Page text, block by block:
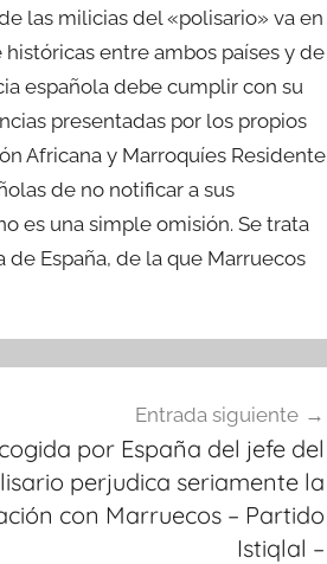
las milicias del «polisario» va en
entre ambos países y de
española debe cumplir con su
presentadas por los propios
Africana y Marroquíes Residente
de no notificar a sus
es una simple omisión. Se trata
España, de la que Marruecos
Entrada siguiente
por España del jefe del
perjudica seriamente la
con Marruecos – Partido
Istiqlal –